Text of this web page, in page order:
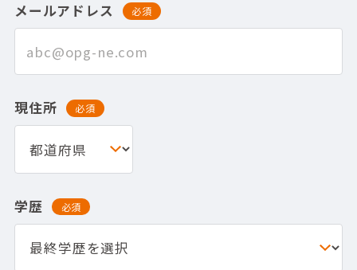
メールアドレス 必須
現住所 必須
学歴 必須